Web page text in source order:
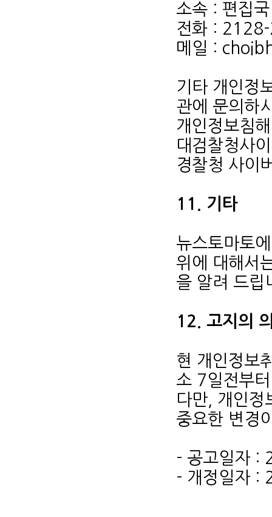
소속 : 편집국
전화 :
메일 :
기타 개인정
관에 문의하
개인정보침
대검찰청사
경찰청 사
11. 기타
뉴스토마토
위에 대해서
을 알려 드립
12. 고지의
현 개인정보
소 7일전부
다만, 개인정
중요한 변경
- 공고일자 :
- 개정일자 :